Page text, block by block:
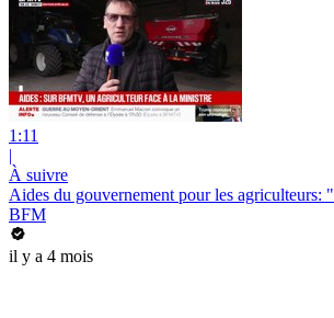
1:11
|
À suivre
Aides du gouvernement pour les agriculteurs:
BFM
il y a 4 mois